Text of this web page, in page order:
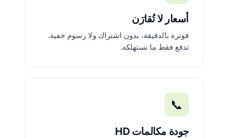
أسعار لا تُقارَن
فوترة بالدقيقة، بدون اشتراك ولا رسوم خفية.
تدفع فقط ما تستهلكه.
📞
جودة مكالمات HD